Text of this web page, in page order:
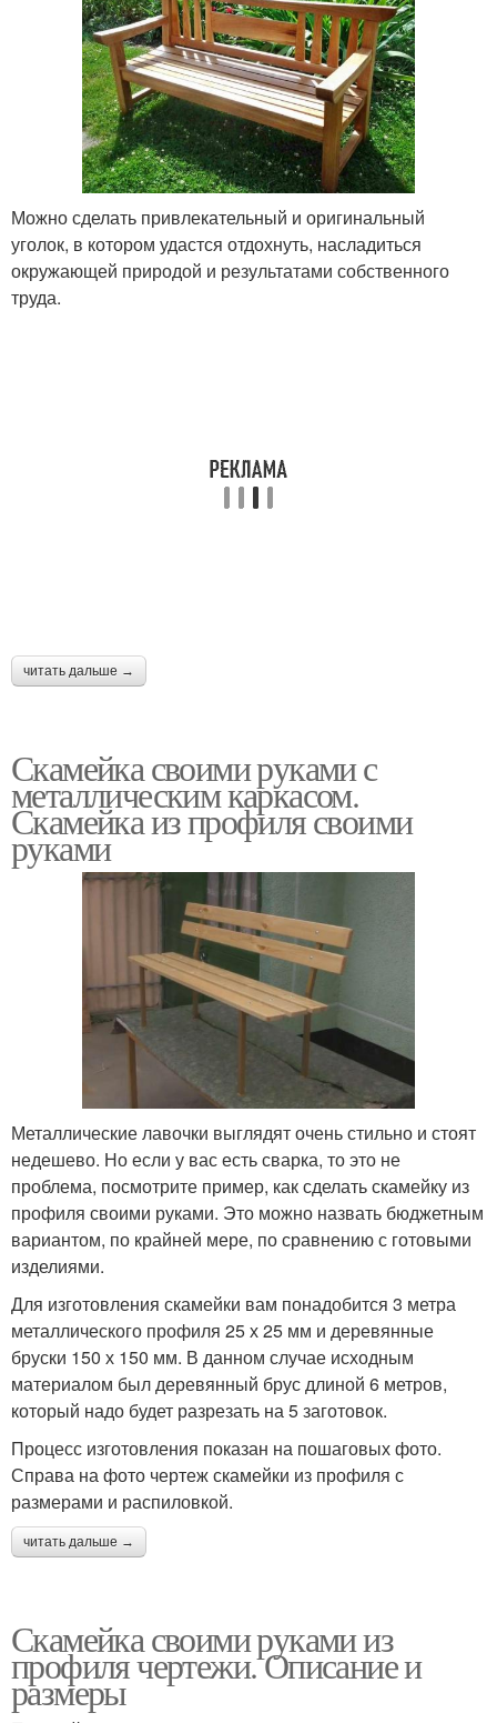
Можно сделать привлекательный и оригинальный
уголок, в котором удастся отдохнуть, насладиться
окружающей природой и результатами собственного
труда.
читать дальше →
Скамейка своими руками с
металлическим каркасом.
Скамейка из профиля своими
руками
Металлические лавочки выглядят очень стильно и стоят
недешево. Но если у вас есть сварка, то это не
проблема, посмотрите пример, как сделать скамейку из
профиля своими руками. Это можно назвать бюджетным
вариантом, по крайней мере, по сравнению с готовыми
изделиями.
Для изготовления скамейки вам понадобится 3 метра
металлического профиля 25 х 25 мм и деревянные
бруски 150 х 150 мм. В данном случае исходным
материалом был деревянный брус длиной 6 метров,
который надо будет разрезать на 5 заготовок.
Процесс изготовления показан на пошаговых фото.
Справа на фото чертеж скамейки из профиля с
размерами и распиловкой.
читать дальше →
Скамейка своими руками из
профиля чертежи. Описание и
размеры